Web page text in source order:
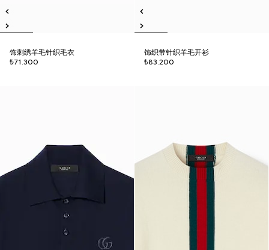
饰刺绣羊毛针织毛衣
₺71.300
饰织带针织羊毛开衫
₺83.200